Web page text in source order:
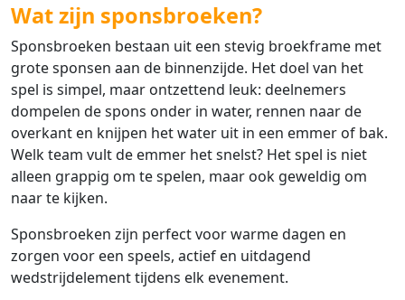
Wat zijn sponsbroeken?
Sponsbroeken bestaan uit een stevig broekframe met
grote sponsen aan de binnenzijde. Het doel van het
spel is simpel, maar ontzettend leuk: deelnemers
dompelen de spons onder in water, rennen naar de
overkant en knijpen het water uit in een emmer of bak.
Welk team vult de emmer het snelst? Het spel is niet
alleen grappig om te spelen, maar ook geweldig om
naar te kijken.
Sponsbroeken zijn perfect voor warme dagen en
zorgen voor een speels, actief en uitdagend
wedstrijdelement tijdens elk evenement.